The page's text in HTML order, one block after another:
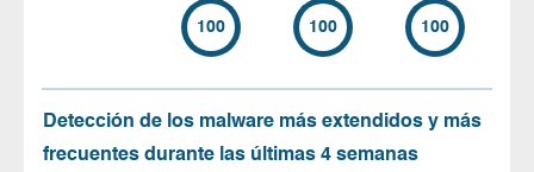
100 100 100
Detección de los malware más extendidos y más
frecuentes durante las últimas 4 semanas